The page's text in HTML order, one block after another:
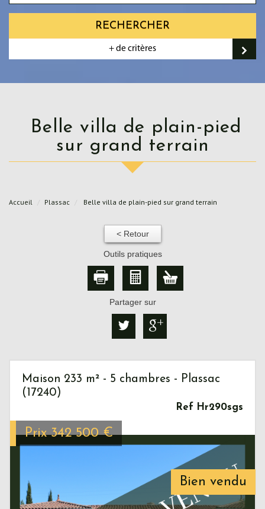
RECHERCHER
+ de critères
Belle villa de plain-pied
sur grand terrain
Accueil Plassac Belle villa de plain-pied sur grand terrain
< Retour
Outils pratiques
Partager sur
Bien vendu
Maison 233 m² - 5 chambres - Plassac
(17240)
Ref Hr290sgs
Prix 342 500 €